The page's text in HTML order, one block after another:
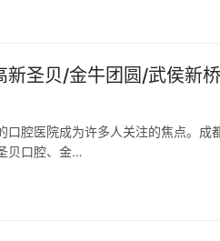
圣贝/金牛团圆/武侯新
腔医院成为许多人关注的焦点。成
贝口腔、金…